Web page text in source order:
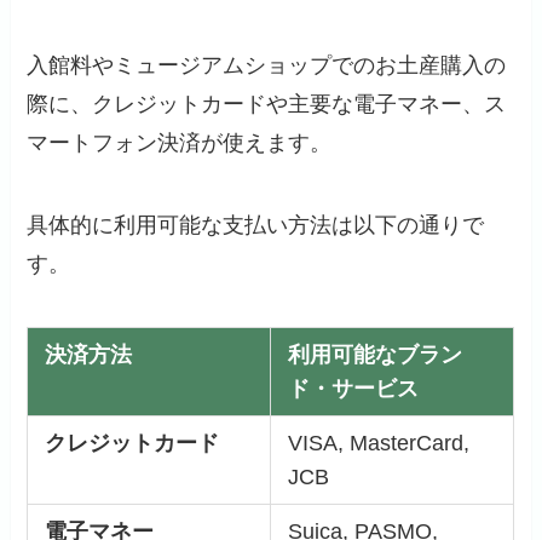
入館料やミュージアムショップでのお土産購入の
際に、クレジットカードや主要な電子マネー、ス
マートフォン決済が使えます。
具体的に利用可能な支払い方法は以下の通りで
す。
決済方法
利用可能なブラン
ド・サービス
クレジットカード
VISA, MasterCard,
JCB
電子マネー
Suica, PASMO,